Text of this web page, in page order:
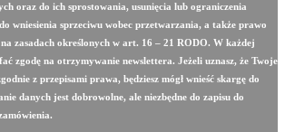
oraz do ich sprostowania, usunięcia lub ograniczenia
wniesienia sprzeciwu wobec przetwarzania, a także prawo
zasadach określonych w art. 16 – 21 RODO. W każdej
zgodę na otrzymywanie newslettera. Jeżeli uznasz, że Twoje
z przepisami prawa, będziesz mógł wnieść skargę do
danych jest dobrowolne, ale niezbędne do zapisu do